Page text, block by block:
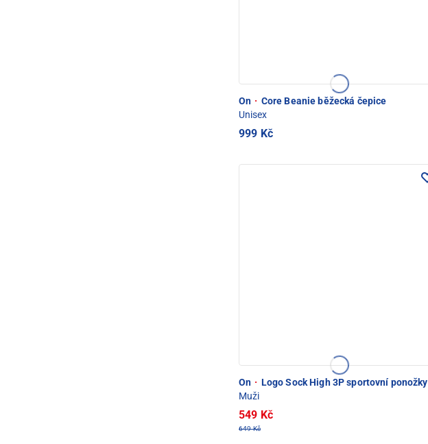
On · Core Beanie běžecká čepice
Unisex
999 Kč
On · Logo Sock High 3P sportovní ponožky
Muži
549 Kč
649 Kč